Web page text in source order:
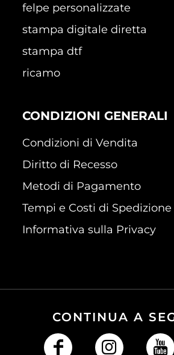
felpe personalizzate
stampa digitale diretta
stampa dtf
ricamo
CONDIZIONI GENERALI
Condizioni di Vendita
Diritto di Recesso
Metodi di Pagamento
Tempi e Costi di Spedizione
Informativa sulla Privacy
CONTINUA A